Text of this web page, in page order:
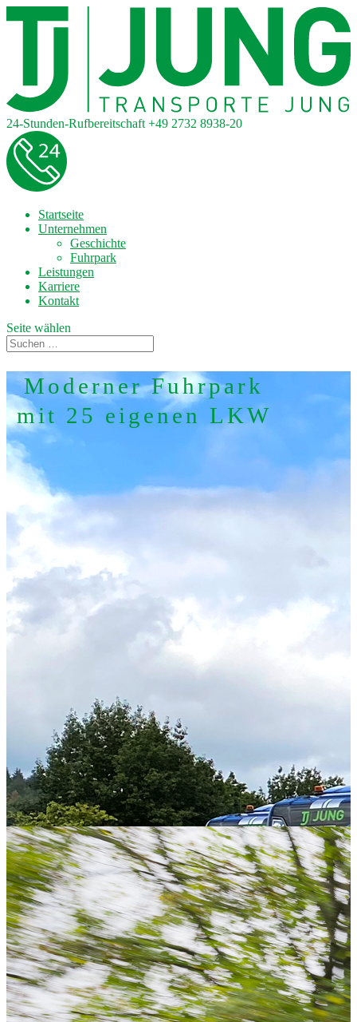
24-Stunden-Rufbereitschaft +49 2732 8938-20
Startseite
Unternehmen
Geschichte
Fuhrpark
Leistungen
Karriere
Kontakt
Seite wählen
Moderner Fuhrpark
mit 25 eigenen LKW